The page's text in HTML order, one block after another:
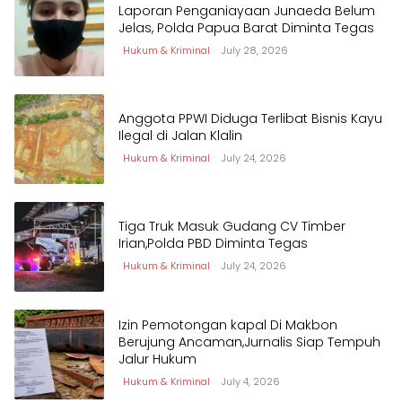
Laporan Penganiayaan Junaeda Belum
Jelas, Polda Papua Barat Diminta Tegas
Hukum & Kriminal July 28, 2026
Anggota PPWI Diduga Terlibat Bisnis Kayu
Ilegal di Jalan Klalin
Hukum & Kriminal July 24, 2026
Tiga Truk Masuk Gudang CV Timber
Irian,Polda PBD Diminta Tegas
Hukum & Kriminal July 24, 2026
Izin Pemotongan kapal Di Makbon
Berujung Ancaman,Jurnalis Siap Tempuh
Jalur Hukum
Hukum & Kriminal July 4, 2026